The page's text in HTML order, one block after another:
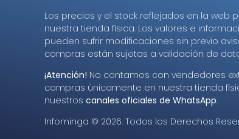
Los precios y el stock reflejados en la web
nuestra tienda física. Los valores e
pueden sufrir modificaciones sin previo
compras están sujetas a validación de
¡Atención! No contamos con vendedores
compras únicamente en nuestra tienda
nuestros canales oficiales de WhatsApp.
Infominga © 2026. Todos los Derechos